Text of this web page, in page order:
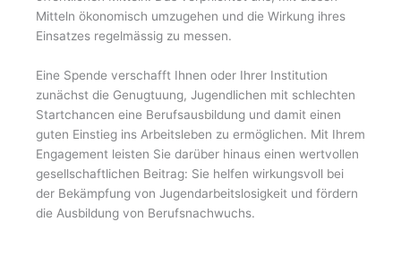
Mitteln ökonomisch umzugehen und die Wirkung ihres
Einsatzes regelmässig zu messen.
Eine Spende verschafft Ihnen oder Ihrer Institution
zunächst die Genugtuung, Jugendlichen mit schlechten
Startchancen eine Berufsausbildung und damit einen
guten Einstieg ins Arbeitsleben zu ermöglichen. Mit Ihrem
Engagement leisten Sie darüber hinaus einen wertvollen
gesellschaftlichen Beitrag: Sie helfen wirkungsvoll bei
der Bekämpfung von Jugendarbeitslosigkeit und fördern
die Ausbildung von Berufsnachwuchs.